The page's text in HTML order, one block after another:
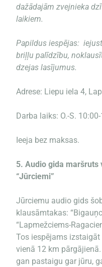
dažādajām zvejnieka
laikiem.
Papildus iespējas:
briļļu palīdzību,
dzejas lasījumus.
Adrese: Liepu iela 4,
Darba laiks: O.-S.
Ieeja bez maksas.
5. Audio gida maršruts
“Jūrciemi”
Jūrciemu audio gids
klausāmtakas:
“Lapmežciems-
Tos iespējams
vienā 12 km
gan pastaigu gar jūru,